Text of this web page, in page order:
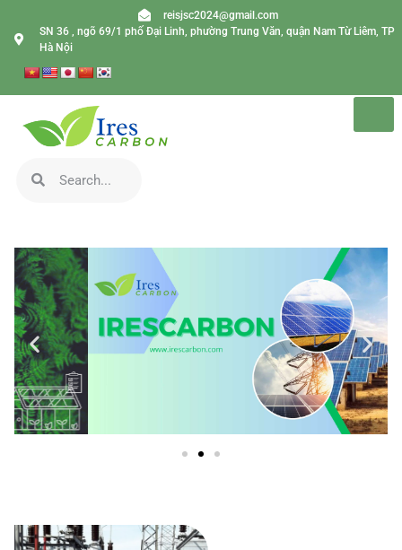
reisjsc2024@gmail.com
SN 36 , ngõ 69/1 phố Đại Linh, phường Trung Văn, quận Nam Từ Liêm, TP
Hà Nội